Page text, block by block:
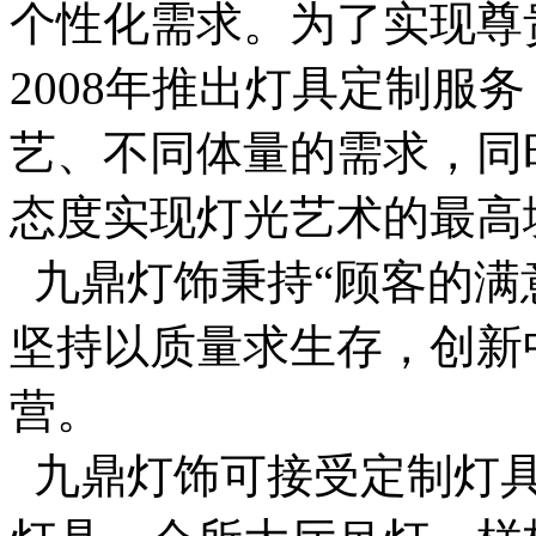
个性化需求。为了实现
2008年推出灯具定制服
艺、不同体量的需求，
态度实现灯光艺术的最高
九鼎灯饰秉持“顾客的
坚持以质量求生存，创
营。
九鼎灯饰可接受定制灯